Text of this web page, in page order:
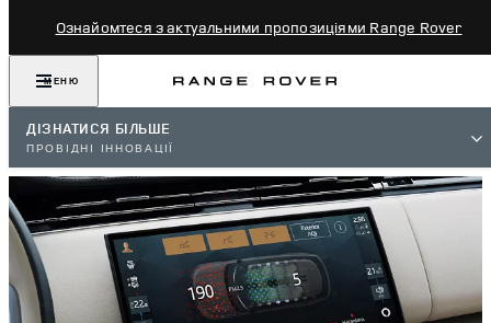
Ознайомтеся з актуальними пропозиціями Range Rover
МЕНЮ
ДІЗНАТИСЯ БІЛЬШЕ
ПРОВІДНІ ІННОВАЦІЇ